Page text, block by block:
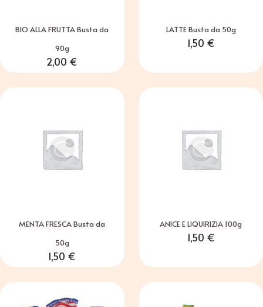
BIO ALLA FRUTTA Busta da
90g
2,00 €
LATTE Busta da 50g
1,50 €
MENTA FRESCA Busta da
50g
1,50 €
ANICE E LIQUIRIZIA 100g
1,50 €